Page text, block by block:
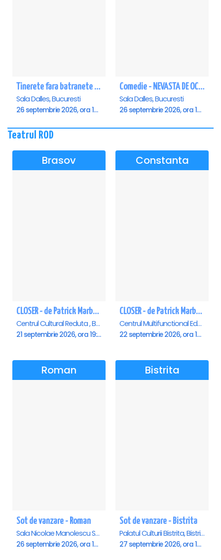
Tinerete fara batranete si viata fara de moarte
Sala Dalles, Bucuresti
26 septembrie 2026, ora 10:30
Comedie - NEVASTA DE OCAZIE !!!
Sala Dalles, Bucuresti
26 septembrie 2026, ora 19:00
Teatrul ROD
Brasov
CLOSER - de Patrick Marber - Premiera - Brasov
Centrul Cultural Reduta , Brasov
21 septembrie 2026, ora 19:00
Constanta
CLOSER - de Patrick Marber - Premiera - Constanta
Centrul Multifunctional Educativ pentru Tineret Jean Constantin, Constanta
22 septembrie 2026, ora 19:00
Roman
Sot de vanzare - Roman
Sala Nicolae Manolescu Strunga (Sala de festivitati a Primariei Roman), Roman
26 septembrie 2026, ora 19:00
Bistrita
Sot de vanzare - Bistrita
Palatul Culturii Bistrita, Bistrita
27 septembrie 2026, ora 19:00